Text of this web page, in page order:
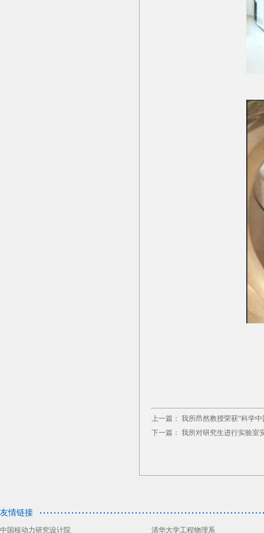
上一篇： 我所昂然教授荣获“科学
下一篇： 我所对研究生进行实验室
友情链接
中国核动力研究设计院 清华大学工程物理系